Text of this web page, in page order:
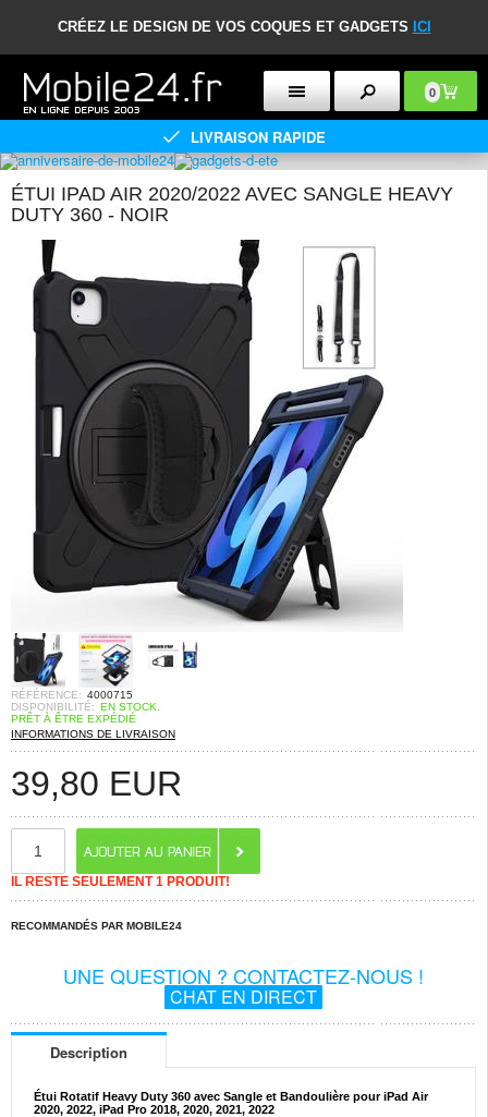
CRÉEZ LE DESIGN DE VOS COQUES ET GADGETS ICI
0
LIVRAISON RAPIDE
ÉTUI IPAD AIR 2020/2022 AVEC SANGLE HEAVY
DUTY 360 - NOIR
RÉFÉRENCE: 4000715
DISPONIBILITÉ: EN STOCK.
PRÊT À ÊTRE EXPÉDIÉ
INFORMATIONS DE LIVRAISON
39,80 EUR
IL RESTE SEULEMENT 1 PRODUIT!
RECOMMANDÉS PAR MOBILE24
UNE QUESTION ? CONTACTEZ-NOUS !
CHAT EN DIRECT
Description
Étui Rotatif Heavy Duty 360 avec Sangle et Bandoulière pour iPad Air
2020, 2022, iPad Pro 2018, 2020, 2021, 2022